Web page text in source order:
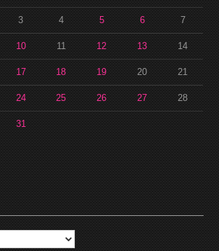
3 4 5 6 7
10 11 12 13 14
17 18 19 20 21
24 25 26 27 28
31